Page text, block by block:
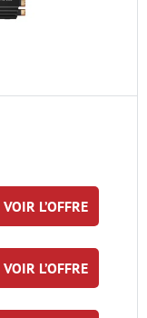
VOIR L’OFFRE
VOIR L’OFFRE